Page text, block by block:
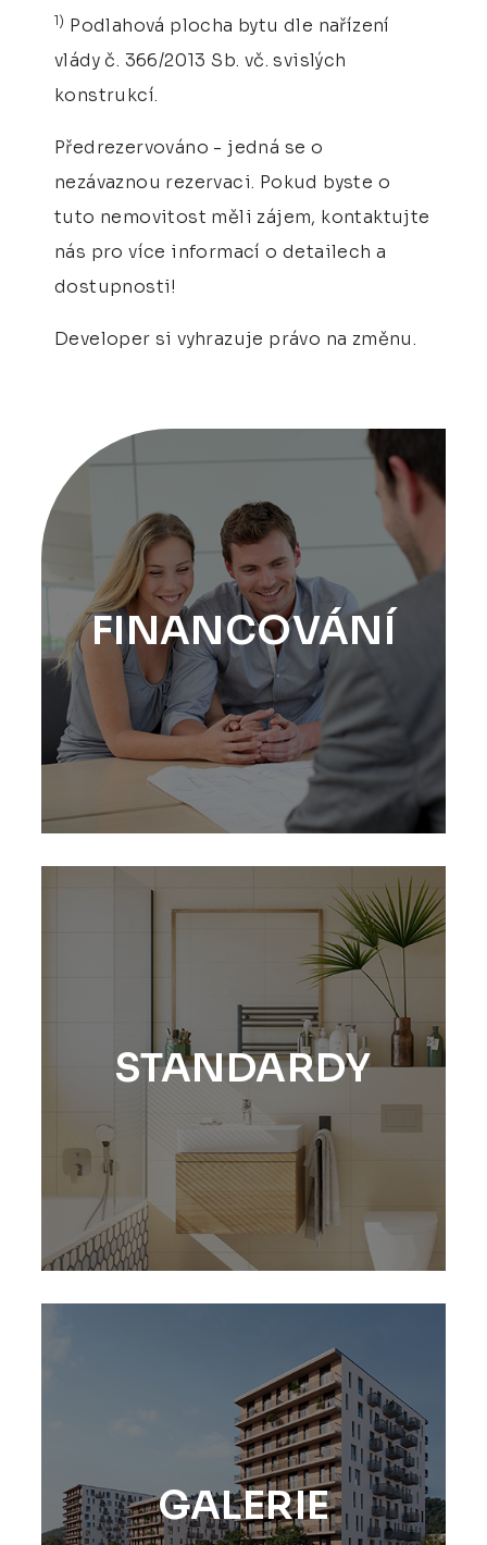
1) Podlahová plocha bytu dle nařízení
vlády č. 366/2013 Sb. vč. svislých
konstrukcí.
Předrezervováno - jedná se o
nezávaznou rezervaci. Pokud byste o
tuto nemovitost měli zájem, kontaktujte
nás pro více informací o detailech a
dostupnosti!
Developer si vyhrazuje právo na změnu.
FINANCOVÁNÍ
STANDARDY
GALERIE